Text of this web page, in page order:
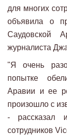
для многих
объявила о
Саудовской
журналиста
"Я очень
попытке
Аравии и ее
произошло с
- рассказал
сотрудников